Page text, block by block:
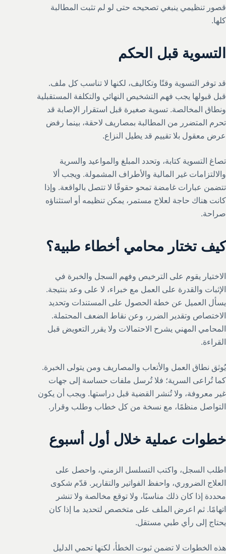
قصور تنظيمي ينبغي تصحيحه حتى لو لم تثبت المطالبة
كلها.
التسوية قبل الحكم
قد توفر التسوية وقتًا وتكاليف، لكنها لا تناسب كل ملف.
قبل قبولها يجب فهم التشخيص النهائي والتكلفة المستقبلية
ونطاق المخالصة. تسوية صغيرة قبل استقرار الإصابة قد
تحرم المتضرر من المطالبة بمصاريف لاحقة، بينما رفض
عرض معقول بلا تقييم قد يطيل النزاع.
تصاغ التسوية كتابة، وتحدد المبلغ والمواعيد والسرية
والالتزامات غير المالية والأطراف المشمولة. ويجب ألا
تتضمن عبارات غامضة تمحو حقوقًا لا تتصل بالواقعة. وإذا
كانت هناك حاجة لعلاج مستمر، يمكن تنظيمه أو استثناؤه
صراحة.
كيف تختار محامي أخطاء طبية؟
الاختيار يقوم على الترخيص وفهم السجل والخبرة في
الإثبات والقدرة على العمل مع خبراء، لا على وعد بنتيجة.
يسأل العميل عن خطة الحصول على المستندات وتحديد
الاختصاص وتقدير الضرر، وعن نقاط الضعف المحتملة.
المحامي المهني يشرح الاحتمالات ولا يقرر التعويض قبل
القراءة.
يُوثق نطاق العمل والأتعاب والمصاريف ومن يتولى الخبرة.
كما تُراعى السرية؛ فلا تُرسل ملفات حساسة إلى جهات
غير معروفة، ولا تُنشر القضية قبل دراستها. ويجب أن يكون
التواصل منظمًا، مع نسخة من كل خطاب وطلب وقرار.
خطوات عملية خلال أول أسبوع
اطلب السجل، واكتب التسلسل الزمني، واحصل على
العلاج الضروري، واحفظ الفواتير والتقارير. قدّم شكوى
محددة إذا كان ذلك مناسبًا، ولا توقع مخالصة ولا تنشر
اتهامًا. ثم اعرض الملف على متخصص لتحديد ما إذا كان
يحتاج إلى رأي طبي مستقل.
هذه الخطوات لا تضمن ثبوت الخطأ، لكنها تحمي الدليل